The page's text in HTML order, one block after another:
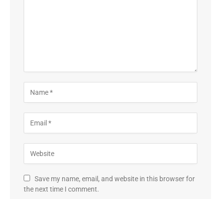
Save my name, email, and website in this browser for
the next time I comment.